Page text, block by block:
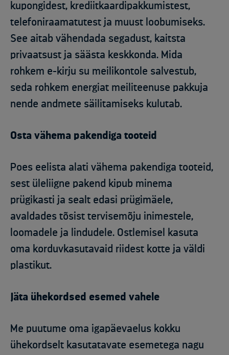
kupongidest, krediitkaardipakkumistest,
telefoniraamatutest ja muust loobumiseks.
See aitab vähendada segadust, kaitsta
privaatsust ja säästa keskkonda. Mida
rohkem e-kirju su meilikontole salvestub,
seda rohkem energiat meiliteenuse pakkuja
nende andmete säilitamiseks kulutab.
Osta vähema pakendiga tooteid
Poes eelista alati vähema pakendiga tooteid,
sest üleliigne pakend kipub minema
prügikasti ja sealt edasi prügimäele,
avaldades tõsist tervisemõju inimestele,
loomadele ja lindudele. Ostlemisel kasuta
oma korduvkasutavaid riidest kotte ja väldi
plastikut.
Jäta ühekordsed esemed vahele
Me puutume oma igapäevaelus kokku
ühekordselt kasutatavate esemetega nagu